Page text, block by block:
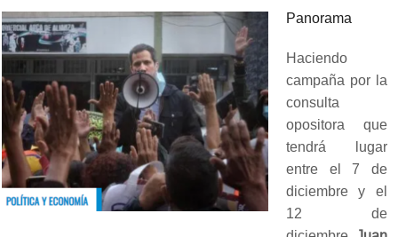
Panorama
Haciendo
campaña por la
consulta
opositora que
tendrá lugar
entre el 7 de
diciembre y el
12 de